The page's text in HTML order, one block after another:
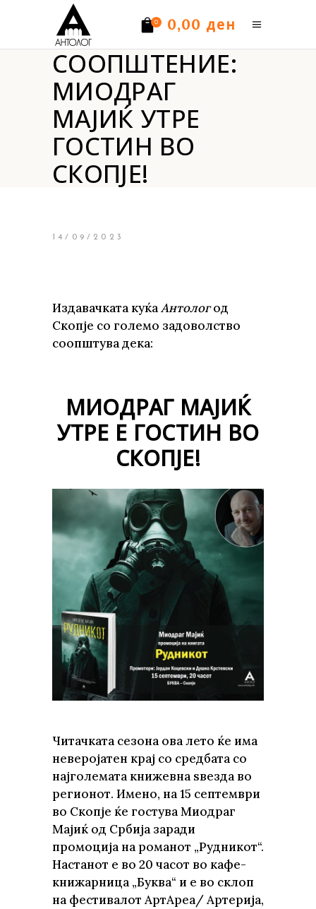
0 0,00 ден
Нема производи.
СООПШТЕНИЕ:
МИОДРАГ
МАЈИЌ УТРЕ
ГОСТИН ВО
СКОПЈЕ!
14/09/2023
Издавачката куќаАнтологод
Скопје со големо задоволство
соопштува дека:
МИОДРАГ МАЈИЌ
УТРЕ Е ГОСТИН ВО
СКОПЈЕ!
Читачката сезона ова лето ќе има
неверојатен крај со средбата со
најголемата книжевна ѕвезда во
регионот. Имено, на 15 септември
во Скопје ќе гостува Миодраг
Мајиќ од Србија заради
промоција на романот „Рудникот“.
Настанот е во 20 часот во кафе-
книжарница „Буква“ и е во склоп
на фестивалот АртАреа/ Артерија,